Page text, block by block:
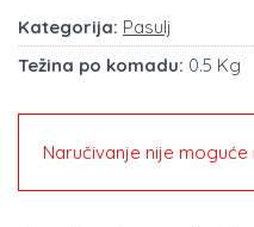
Kategorija: Pasulj
Težina po komadu: 0.5 Kg
Naručivanje nije